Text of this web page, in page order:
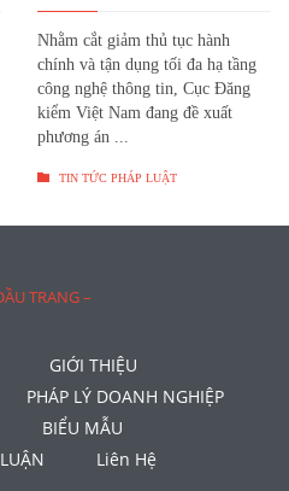
Nhằm cắt giảm thủ tục hành
chính và tận dụng tối đa hạ tầng
công nghệ thông tin, Cục Đăng
kiểm Việt Nam đang đề xuất
phương án ...
 TIN TỨC PHÁP LUẬT
TRANG –
GIỚI THIỆU
PHÁP LÝ DOANH NGHIỆP
BIỂU MẪU
Liên Hệ